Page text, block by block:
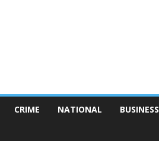
CRIME NATIONAL BUSINESS